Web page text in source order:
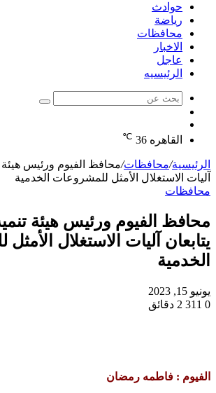
حوادث
رياضة
محافظات
الاخبار
عاجل
الرئيسيه
بحث
عشوائي
القاهره 36
℃
الرئيسية/محافظات/محافظ الفيوم ورئيس هيئة
آليات الاستغلال الأمثل للمشروعات الخدمية
محافظات
محافظ الفيوم ورئيس هيئة
يتابعان آليات الاستغلال
الخدمية
يونيو 15, 2023
0
2 دقائق
الفيوم : فاطمه رمضان